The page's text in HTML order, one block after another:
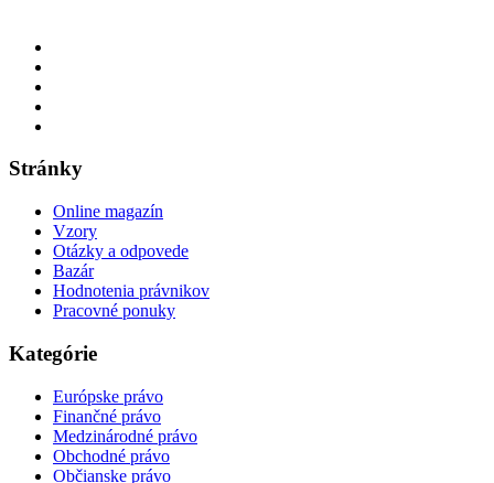
Stránky
Online magazín
Vzory
Otázky a odpovede
Bazár
Hodnotenia právnikov
Pracovné ponuky
Kategórie
Európske právo
Finančné právo
Medzinárodné právo
Obchodné právo
Občianske právo